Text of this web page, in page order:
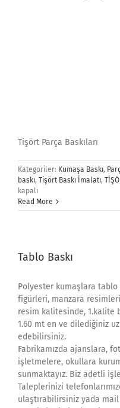
Tişört Parça Baskıları
Kategoriler: Kumaşa Baskı,
baskı, Tişört Baskı İmalatı,
kapalı
Read More
Tablo Baskı
Polyester kumaşlara
figürleri, manzara
resim kalitesinde, 1.kalite
1.60 mt en ve dilediğiniz
edebilirsiniz.
Fabrikamızda ajanslara,
işletmelere, okullara
sunmaktayız. Biz adetli
Taleplerinizi
ulaştırabilirsiniz yada